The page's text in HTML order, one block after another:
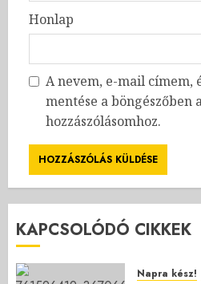
Honlap
A nevem, e-mail címem,
mentése a böngészőben
hozzászólásomhoz.
KAPCSOLÓDÓ CIKKEK
Napra kész!